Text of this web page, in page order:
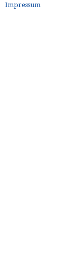
Impressum